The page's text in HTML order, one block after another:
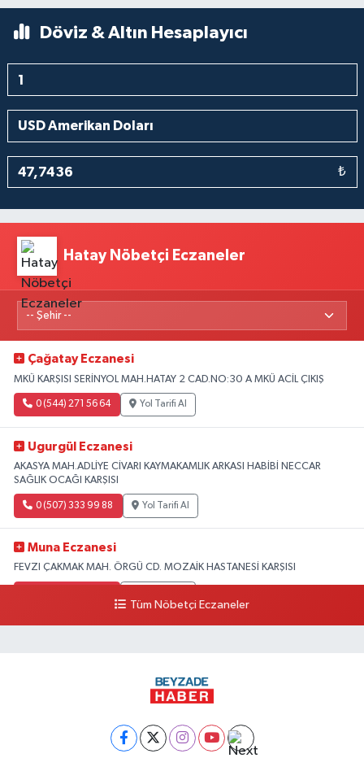
Döviz & Altın Hesaplayıcı
₺
Hatay Nöbetçi Eczaneler
Çağatay Eczanesi
MKÜ KARŞISI SERİNYOL MAH.HATAY 2 CAD.NO:30 A MKÜ ACİL ÇIKIŞ
0 (544) 271 56 64 Yol Tarifi Al
Ugurgül Eczanesi
AKASYA MAH.ADLİYE CİVARI KAYMAKAMLIK ARKASI HABİBİ NECCAR
SAĞLIK OCAĞI KARŞISI
0 (507) 333 99 88 Yol Tarifi Al
Muna Eczanesi
FEVZI ÇAKMAK MAH. ÖRGÜ CD. MOZAİK HASTANESİ KARŞISI
Yol Tarifi Al
Büşra Sarı Eczanesi
Defne devlet hastanesi karşısı Bostancık Mah.
Tüm Nöbetçi Eczaneler